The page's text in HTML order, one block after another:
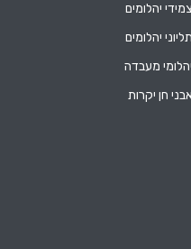
צמידי יהלומים
תליוני יהלומים
יהלומי מעבדה
חן יקרות